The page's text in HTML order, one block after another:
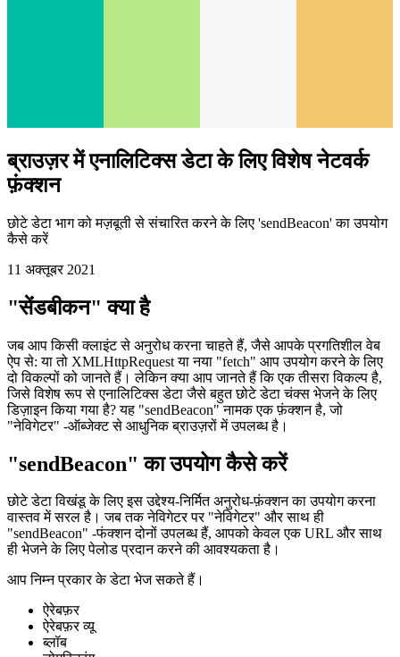
ब्राउज़र में एनालिटिक्स डेटा के लिए विशेष नेटवर्क
छोटे डेटा भाग को मज़बूती से संचारित करने के लिए 'sendBeacon' का उपयोग
कैसे करें
11 अक्तूबर 2021
"सेंडबीकन" क्या है
जब आप किसी क्लाइंट से अनुरोध करना चाहते हैं, जैसे आपके प्रगतिशील वेब
ऐप से: या तो XMLHttpRequest या नया "fetch" आप उपयोग करने के लिए
दो विकल्पों को जानते हैं। लेकिन क्या आप जानते हैं कि एक तीसरा विकल्प है,
जिसे विशेष रूप से एनालिटिक्स डेटा जैसे बहुत छोटे डेटा चंक्स भेजने के लिए
"नेविगेटर" -ऑब्जेक्ट से आधुनिक ब्राउज़रों में उपलब्ध है।
"sendBeacon" का उपयोग कैसे करें
छोटे डेटा विखंडू के लिए इस उद्देश्य-निर्मित अनुरोध-फ़ंक्शन का उपयोग करना
वास्तव में सरल है। जब तक नेविगेटर पर "नेविगेटर" और साथ ही
"sendBeacon" -फंक्शन दोनों उपलब्ध हैं, आपको केवल एक URL और साथ
ही भेजने के लिए पेलोड प्रदान करने की आवश्यकता है।
आप निम्न प्रकार के डेटा भेज सकते हैं।